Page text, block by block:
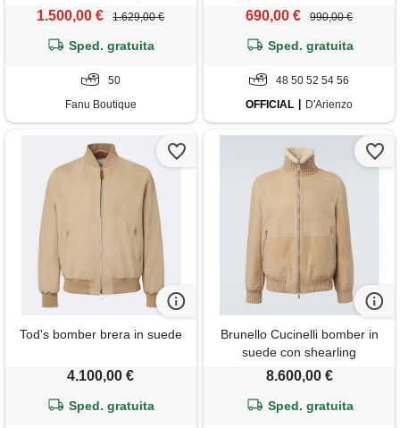
scamosciata corneliani
1.500,00 € 1.629,00 €
Sped. gratuita
50
Fanu Boutique
collo camicia D'Arienzo
690,00 € 990,00 €
Sped. gratuita
48 50 52 54 56
OFFICIAL
D'Arienzo
Tod's bomber brera in suede
4.100,00 €
Sped. gratuita
Brunello Cucinelli bomber in
suede con shearling
8.600,00 €
Sped. gratuita